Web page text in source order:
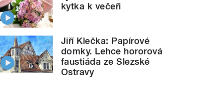
kytka k večeři
Jiří Klečka: Papírové
domky. Lehce hororová
faustiáda ze Slezské
Ostravy